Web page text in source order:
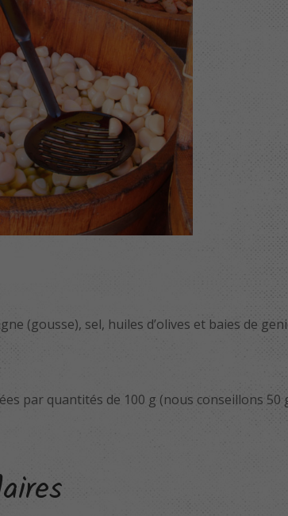
(gousse), sel, huiles d’olives et baies de
par quantités de 100 g (nous conseillons 50